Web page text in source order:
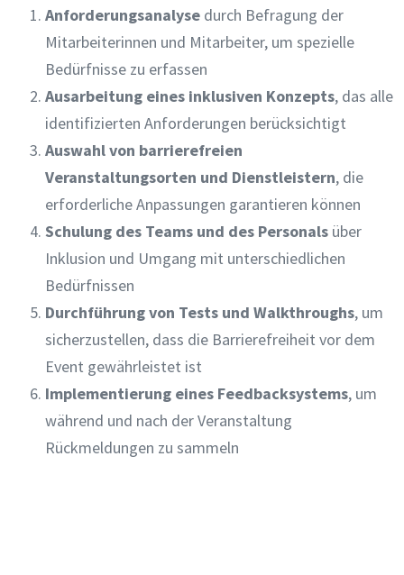
Anforderungsanalyse durch Befragung der
Mitarbeiterinnen und Mitarbeiter, um spezielle
Bedürfnisse zu erfassen
Ausarbeitung eines inklusiven Konzepts, das alle
identifizierten Anforderungen berücksichtigt
Auswahl von barrierefreien
Veranstaltungsorten und Dienstleistern, die
erforderliche Anpassungen garantieren können
Schulung des Teams und des Personals über
Inklusion und Umgang mit unterschiedlichen
Bedürfnissen
Durchführung von Tests und Walkthroughs, um
sicherzustellen, dass die Barrierefreiheit vor dem
Event gewährleistet ist
Implementierung eines Feedbacksystems, um
während und nach der Veranstaltung
Rückmeldungen zu sammeln